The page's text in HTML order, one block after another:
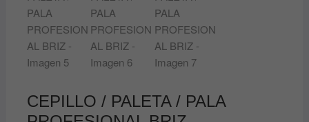
CEPILLO / PALETA / PALA